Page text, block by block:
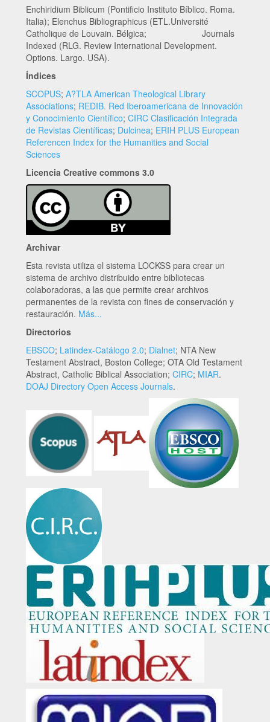
Enchiridium Biblicum (Pontificio Instituto Bíblico. Roma.
Italia); Elenchus Bibliographicus (ETL.Université
Catholique de Louvain. Bélgica; Journals
Indexed (RLG. Review International Development.
Options. Largo. USA).
Índices
SCOPUS; A?TLA American Theological Library
Associations; REDIB. Red Iberoamericana de Innovación
y Conocimiento Científico; CIRC Clasificación Integrada
de Revistas Científicas; Dulcinea; ERIH PLUS European
Referencen Index for the Humanities and Social
Sciences
Licencia Creative commons 3.0
Archivar
Esta revista utiliza el sistema LOCKSS para crear un
sistema de archivo distribuido entre bibliotecas
colaboradoras, a las que permite crear archivos
permanentes de la revista con fines de conservación y
restauración. Más...
Directorios
EBSCO; Latindex-Catálogo 2.0; Dialnet; NTA New
Testament Abstract, Boston College; OTA Old Testament
Abstract, Catholic Biblical Association; CIRC; MIAR.
DOAJ Directory Open Access Journals.